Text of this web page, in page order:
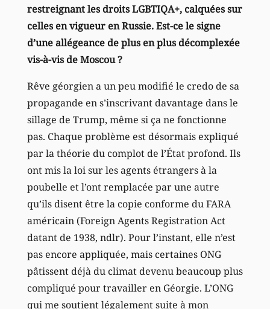
restreignant les droits LGBTIQA+, calquées sur
celles en vigueur en Russie. Est-ce le signe
d’une allégeance de plus en plus décomplexée
vis-à-vis de Moscou ?
Rêve géorgien a un peu modifié le credo de sa
propagande en s’inscrivant davantage dans le
sillage de Trump, même si ça ne fonctionne
pas. Chaque problème est désormais expliqué
par la théorie du complot de l’État profond. Ils
ont mis la loi sur les agents étrangers à la
poubelle et l’ont remplacée par une autre
qu’ils disent être la copie conforme du FARA
américain (Foreign Agents Registration Act
datant de 1938, ndlr). Pour l’instant, elle n’est
pas encore appliquée, mais certaines ONG
pâtissent déjà du climat devenu beaucoup plus
compliqué pour travailler en Géorgie. L’ONG
qui me soutient légalement suite à mon